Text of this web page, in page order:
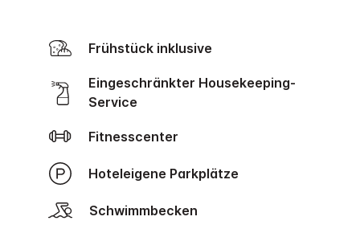
Frühstück inklusive
Eingeschränkter Housekeeping-
Service
Fitnesscenter
Hoteleigene Parkplätze
Schwimmbecken